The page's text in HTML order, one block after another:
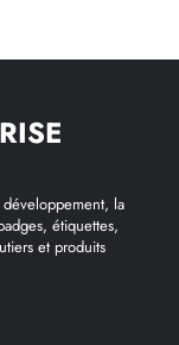
la
étiquettes,
et produits